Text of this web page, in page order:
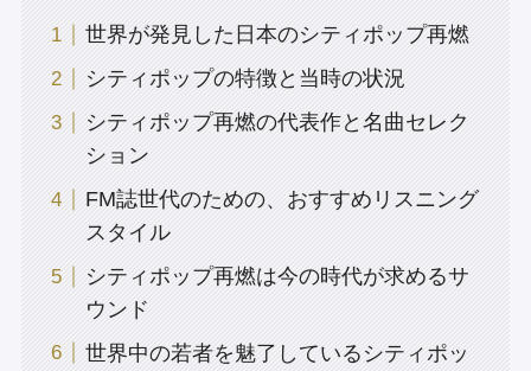
世界が発見した日本のシティポップ再燃
シティポップの特徴と当時の状況
シティポップ再燃の代表作と名曲セレク
ション
FM誌世代のための、おすすめリスニング
スタイル
シティポップ再燃は今の時代が求めるサ
ウンド
世界中の若者を魅了しているシティポッ